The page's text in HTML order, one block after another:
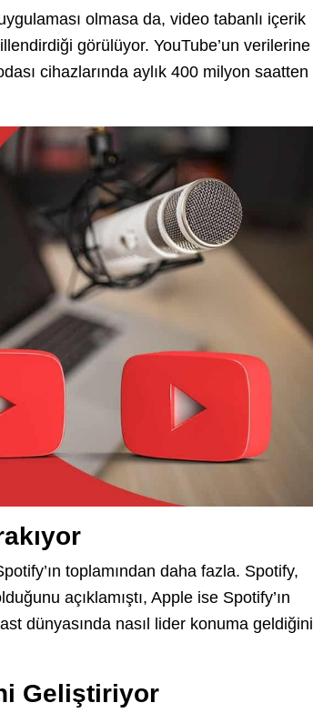
olmasa da, video tabanlı içerik
görülüyor. YouTube’un verilerine
cihazlarında aylık 400 milyon saatten
toplamından daha fazla. Spotify,
açıklamıştı, Apple ise Spotify’ın
dünyasında nasıl lider konuma geldiğini
Geliştiriyor